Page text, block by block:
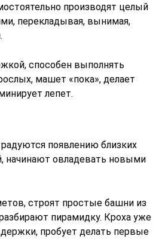
производят целый
перекладывая, вынимая,
способен выполнять
машет «пока», делает
лепет.
появлению близких
начинают овладевать новыми
строят простые башни из
пирамидку. Кроха уже
пробует делать первые